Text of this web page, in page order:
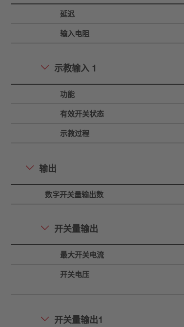
延迟
输入电阻
示教输入 1
功能
有效开关状态
示教过程
输出
数字开关量输出数
开关量输出
最大开关电流
开关电压
开关量输出1